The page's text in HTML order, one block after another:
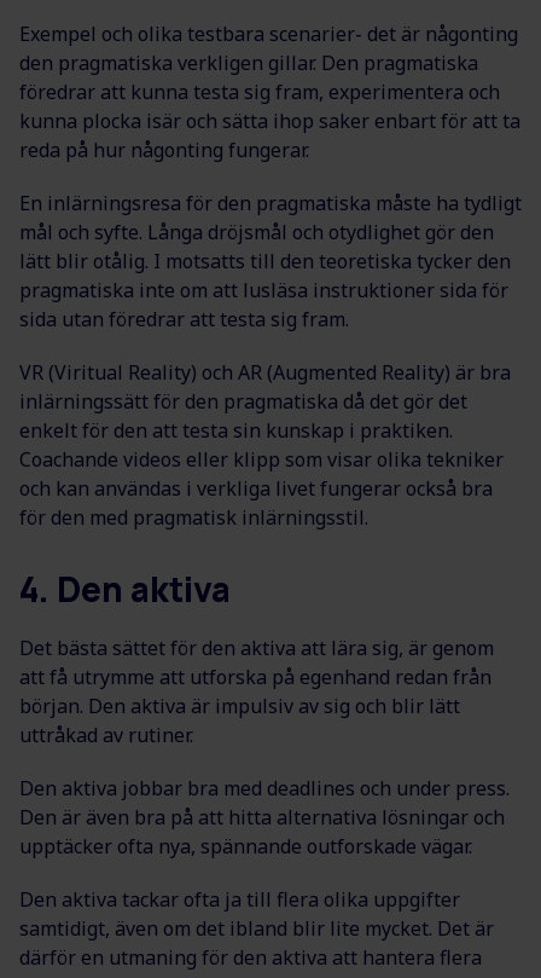
Exempel och olika testbara scenarier- det är någonting
den pragmatiska verkligen gillar. Den pragmatiska
föredrar att kunna testa sig fram, experimentera och
kunna plocka isär och sätta ihop saker enbart för att ta
reda på hur någonting fungerar.
En inlärningsresa för den pragmatiska måste ha tydligt
mål och syfte. Långa dröjsmål och otydlighet gör den
lätt blir otålig. I motsatts till den teoretiska tycker den
pragmatiska inte om att lusläsa instruktioner sida för
sida utan föredrar att testa sig fram.
VR (Viritual Reality) och AR (Augmented Reality) är bra
inlärningssätt för den pragmatiska då det gör det
enkelt för den att testa sin kunskap i praktiken.
Coachande videos eller klipp som visar olika tekniker
och kan användas i verkliga livet fungerar också bra
för den med pragmatisk inlärningsstil.
4. Den aktiva
Det bästa sättet för den aktiva att lära sig, är genom
att få utrymme att utforska på egenhand redan från
början. Den aktiva är impulsiv av sig och blir lätt
uttråkad av rutiner.
Den aktiva jobbar bra med deadlines och under press.
Den är även bra på att hitta alternativa lösningar och
upptäcker ofta nya, spännande outforskade vägar.
Den aktiva tackar ofta ja till flera olika uppgifter
samtidigt, även om det ibland blir lite mycket. Det är
därför en utmaning för den aktiva att hantera flera